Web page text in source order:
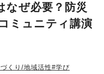
なぜ必要？防災
ミュニティ講演
くり/地域活性#学び